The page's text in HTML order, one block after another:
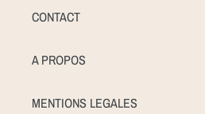
CONTACT
A PROPOS
MENTIONS LEGALES